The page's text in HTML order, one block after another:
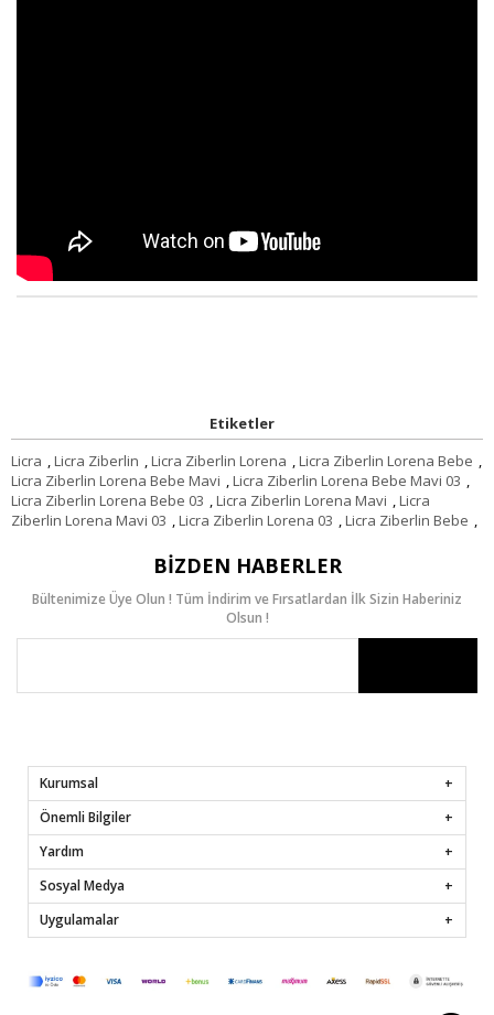
Etiketler
Licra ,Licra Ziberlin ,Licra Ziberlin Lorena ,Licra Ziberlin Lorena Bebe ,
Licra Ziberlin Lorena Bebe Mavi ,Licra Ziberlin Lorena Bebe Mavi 03 ,
Licra Ziberlin Lorena Bebe 03 ,Licra Ziberlin Lorena Mavi ,Licra
Ziberlin Lorena Mavi 03 ,Licra Ziberlin Lorena 03 ,Licra Ziberlin Bebe ,
BIZDEN HABERLER
Bültenimize Üye Olun ! Tüm İndirim ve Fırsatlardan İlk Sizin Haberiniz
Olsun !
Kurumsal
Önemli Bilgiler
Yardım
Sosyal Medya
Uygulamalar